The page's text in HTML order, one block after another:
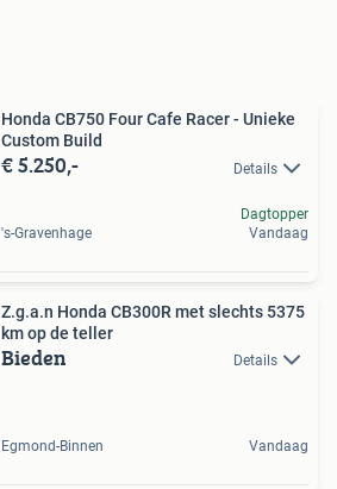
Honda CB750 Four Cafe Racer - Unieke
Custom Build
€ 5.250,- Details
's-Gravenhage
Dagtopper
Vandaag
Z.g.a.n Honda CB300R met slechts 5375
km op de teller
Bieden Details
Egmond-Binnen Vandaag